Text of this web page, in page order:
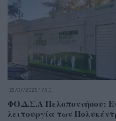
23/07/2026 17:30
ΦΟ.Δ.Σ.Α Πελοποννήσου:
λειτουργία των